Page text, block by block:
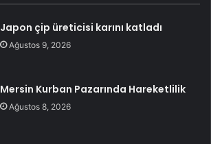
Japon çip üreticisi karını katladı
Ağustos 9, 2026
Mersin Kurban Pazarında Hareketlilik
Ağustos 8, 2026